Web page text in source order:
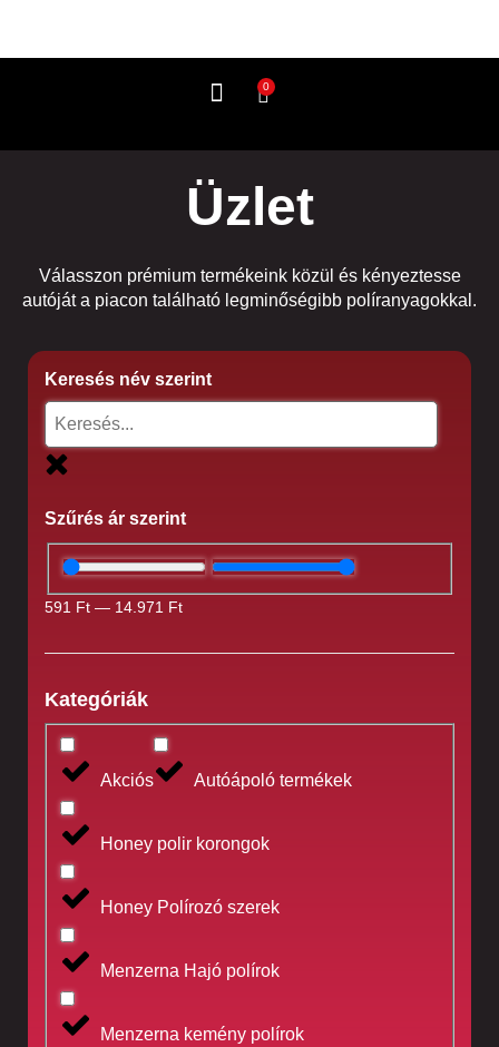
0
Üzlet
Válasszon prémium termékeink közül és kényeztesse
autóját a piacon található legminőségibb políranyagokkal.
Keresés név szerint
Szűrés ár szerint
591 Ft — 14.971 Ft
Kategóriák
Akciós Autóápoló termékek
Honey polir korongok
Honey Polírozó szerek
Menzerna Hajó polírok
Menzerna kemény polírok